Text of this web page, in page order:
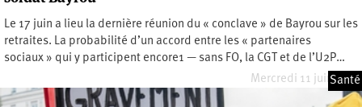
Le 17 juin a lieu la dernière réunion du « conclave » de Bayrou sur les
retraites. La probabilité d’un accord entre les « partenaires
sociaux » qui y participent encore1 — sans FO, la CGT et de l’U2P…
Mercredi 11 juin 2025
Santé